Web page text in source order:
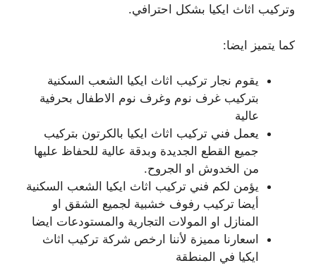
وتركيب اثاث ايكيا بشكل احترافي.
كما يتميز ايضا:
يقوم نجار تركيب اثاث ايكيا الشعب السكنية
بتركيب غرف نوم وغرف نوم الاطفال بحرفية
عالية
يعمل فني تركيب اثاث ايكيا بالكرتون بتركيب
جميع القطع الجديدة وبدقة عالية للحفاظ عليها
من الخدوش او الجروح.
يؤمن لكم فني تركيب اثاث ايكيا الشعب السكنية
أيضا تركيب رفوف خشبية لجميع الشقق او
المنازل او المولات التجارية والمستودعات ايضا
اسعارنا مميزة لأننا ارخص شركة تركيب اثاث
ايكيا في المنطقة